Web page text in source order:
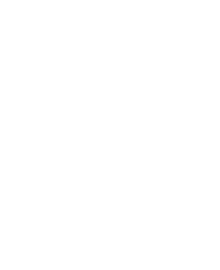
روی بدن دارد.
بر اساس فرم بدن
خوش‌فرم‌تر دیده شود. در